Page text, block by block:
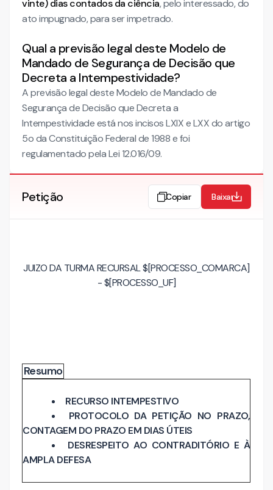
vinte) dias contados da ciência, pelo interessado, do
ato impugnado, para ser impetrado.
Qual a previsão legal deste Modelo de
Mandado de Segurança de Decisão que
Decreta a Intempestividade?
A previsão legal deste Modelo de Mandado de
Segurança de Decisão que Decreta a
Intempestividade está nos incisos LXIX e LXX do artigo
5o da Constituição Federal de 1988 e foi
regulamentado pela Lei 12.016/09.
Petição Copiar Baixar
JUIZO DA TURMA RECURSAL $[PROCESSO_COMARCA]
- $[PROCESSO_UF]
Resumo
RECURSO INTEMPESTIVO
PROTOCOLO DA PETIÇÃO NO PRAZO,
CONTAGEM DO PRAZO EM DIAS ÚTEIS
DESRESPEITO AO CONTRADITÓRIO E À
AMPLA DEFESA